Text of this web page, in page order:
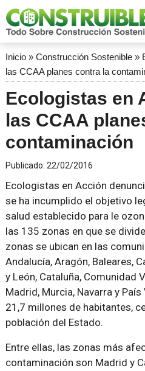
Inicio» Construcción Sostenible»
las CCAA planes contra la
Ecologistas en
las CCAA
contaminación
Publicado: 22/02/2016
Ecologistas en Acción
se ha incumplido el objetivo
salud establecido para le
las 135 zonas en que se
zonas se ubican en las
Andalucía, Aragón, Baleares,
y León, Cataluña, Comunidad
Madrid, Murcia, Navarra y
21,7 millones de habitantes,
población del Estado.
Entre ellas, las zonas más
contaminación son Madrid y